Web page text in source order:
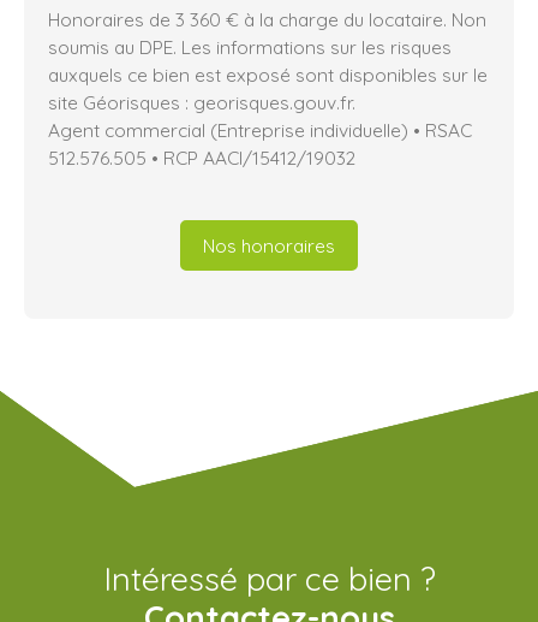
Honoraires de 3 360 € à la charge du locataire. Non
soumis au DPE. Les informations sur les risques
auxquels ce bien est exposé sont disponibles sur le
site Géorisques : georisques.gouv.fr.
Agent commercial (Entreprise individuelle) • RSAC
512.576.505 • RCP AACI/15412/19032
Nos honoraires
Intéressé par ce bien ?